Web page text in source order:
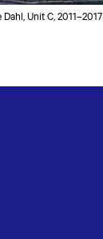
Unit C, 2011–2017